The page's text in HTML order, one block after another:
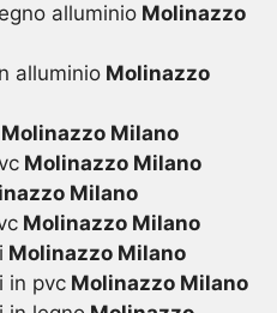
alluminioMolinazzo
alluminioMolinazzo
Milano
Molinazzo Milano
Milano
Molinazzo Milano
Molinazzo Milano
in pvcMolinazzo Milano